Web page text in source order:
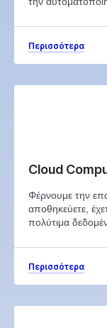
Περισσότερα
Cloud
Φέρνουμε την
αποθηκεύετε,
πολύτιμα
Περισσότερα